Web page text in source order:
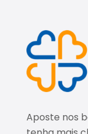
Aposte nos